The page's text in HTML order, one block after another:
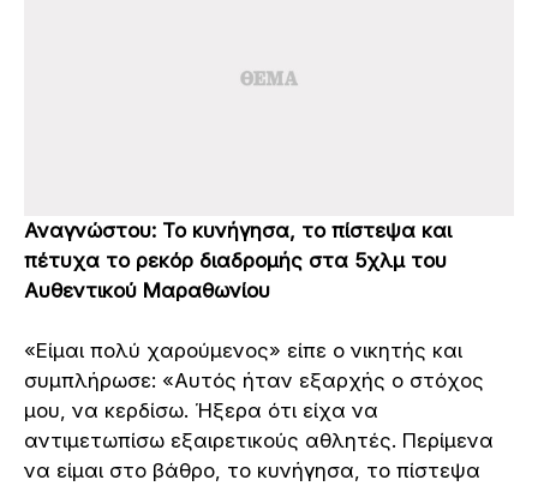
Αναγνώστου: Το κυνήγησα, το πίστεψα και
πέτυχα το ρεκόρ διαδρομής στα 5χλμ του
Αυθεντικού Μαραθωνίου
«Είμαι πολύ χαρούμενος» είπε ο νικητής και
συμπλήρωσε: «Αυτός ήταν εξαρχής ο στόχος
μου, να κερδίσω. Ήξερα ότι είχα να
αντιμετωπίσω εξαιρετικούς αθλητές. Περίμενα
να είμαι στο βάθρο, το κυνήγησα, το πίστεψα